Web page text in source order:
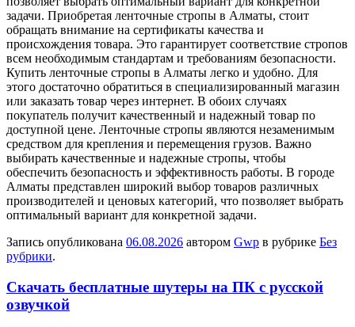
задачи. Приобретая ленточные стропы в Алматы, стоит
обращать внимание на сертификаты качества и
происхождения товара. Это гарантирует соответствие стропов
всем необходимым стандартам и требованиям безопасности.
Купить ленточные стропы в Алматы легко и удобно. Для
этого достаточно обратиться в специализированный магазин
или заказать товар через интернет. В обоих случаях
покупатель получит качественный и надежный товар по
доступной цене. Ленточные стропы являются незаменимым
средством для крепления и перемещения грузов. Важно
выбирать качественные и надежные стропы, чтобы
обеспечить безопасность и эффективность работы. В городе
Алматы представлен широкий выбор товаров различных
производителей и ценовых категорий, что позволяет выбрать
оптимальный вариант для конкретной задачи.
Запись опубликована 06.08.2026 автором Gwp в рубрике Без
рубрики.
Скачать бесплатные шутеры на ПК с русской
озвучкой